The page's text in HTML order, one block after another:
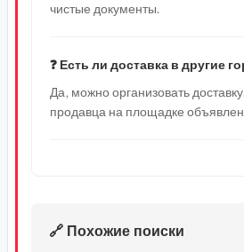
чистые документы.
❓ Есть ли доставка в другие
Да, можно организовать
продавца на площадке
🔗 Похожие поиски